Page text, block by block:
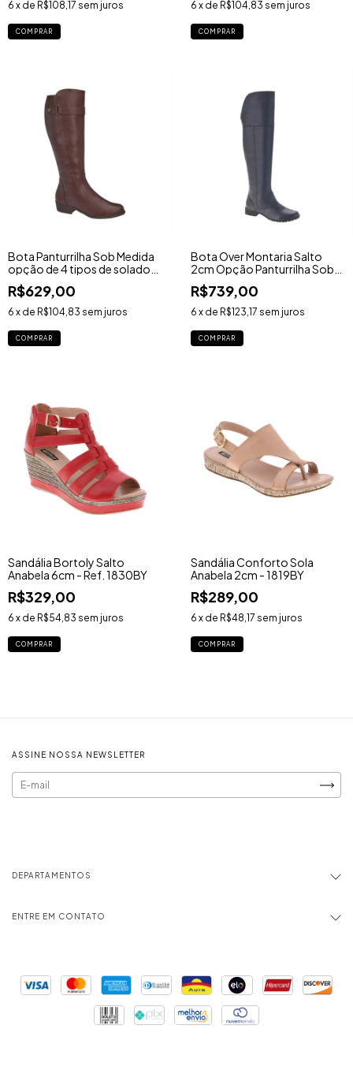
6 x de R$108,17 sem juros
COMPRAR
6 x de R$104,83 sem juros
COMPRAR
Bota Panturrilha Sob Medida
opção de 4 tipos de solados
- Ref. 1453BY
R$629,00
6 x de R$104,83 sem juros
COMPRAR
Bota Over Montaria Salto
2cm Opção Panturrilha Sob
Medida - Ref. 7514TR
R$739,00
6 x de R$123,17 sem juros
COMPRAR
Sandália Bortoly Salto
Anabela 6cm - Ref. 1830BY
R$329,00
6 x de R$54,83 sem juros
COMPRAR
Sandália Conforto Sola
Anabela 2cm - 1819BY
R$289,00
6 x de R$48,17 sem juros
COMPRAR
ASSINE NOSSA NEWSLETTER
DEPARTAMENTOS
ENTRE EM CONTATO